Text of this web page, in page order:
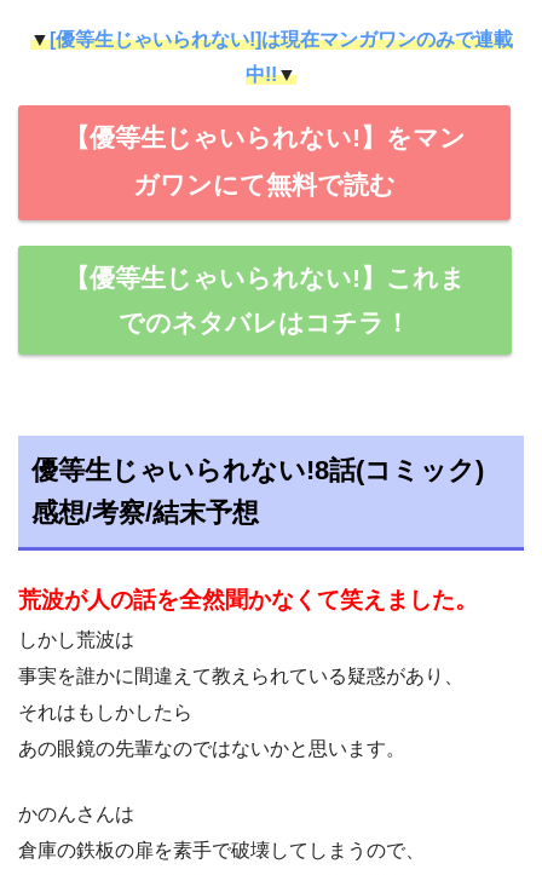
▼[優等生じゃいられない!]は現在マンガワンのみで連載
中!!▼
【優等生じゃいられない!】をマン
ガワンにて無料で読む
【優等生じゃいられない!】これま
でのネタバレはコチラ！
優等生じゃいられない!8話(コミック)
感想/考察/結末予想
荒波が人の話を全然聞かなくて笑えました。
しかし荒波は
事実を誰かに間違えて教えられている疑惑があり、
それはもしかしたら
あの眼鏡の先輩なのではないかと思います。
かのんさんは
倉庫の鉄板の扉を素手で破壊してしまうので、